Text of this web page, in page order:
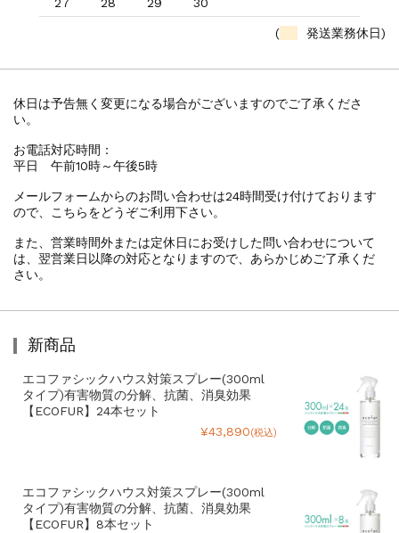
( 発送業務休日)
休日は予告無く変更になる場合がございますのでご了承くださ
い。
お電話対応時間：
平日 午前10時～午後5時
メールフォームからのお問い合わせは24時間受け付けております
ので、こちらをどうぞご利用下さい。
また、営業時間外または定休日にお受けした問い合わせについて
は、翌営業日以降の対応となりますので、あらかじめご了承くだ
さい。
新商品
エコファシックハウス対策スプレー(300ml
タイプ)有害物質の分解、抗菌、消臭効果
【ECOFUR】24本セット
¥43,890(税込)
エコファシックハウス対策スプレー(300ml
タイプ)有害物質の分解、抗菌、消臭効果
【ECOFUR】8本セット